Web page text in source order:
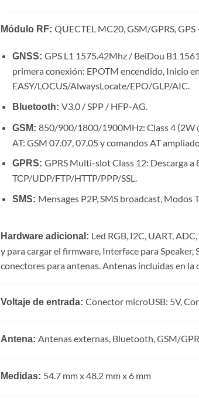
Módulo RF: QUECTEL MC20, GSM/GPRS,
GNSS:GPS L1 1575.42Mhz / BeiDou B1
primera conexión: EPOTM encendido, Inicio
EASY/LOCUS/AlwaysLocate/EPO/GLP/AIC.
Bluetooth:V3.0 / SPP / HFP-AG.
GSM:850/900/1800/1900MHz: Class 4 (2W
AT: GSM 07.07, 07.05 y comandos AT
GPRS:GPRS Multi-slot Class 12: Descarga
TCP/UDP/FTP/HTTP/PPP/SSL.
SMS: Mensages P2P, SMS broadcast, Modos
Hardware adicional: Led RGB, I2C, UART,
y para cargar el firmware, Interface para
conectores para antenas. Antenas incluidas en la
Voltaje de entrada: Conector microUSB: 5V,
Antena: Antenas externas, Bluetooth, GSM/
Medidas: 54.7 mm x 48.2 mm x 6 mm